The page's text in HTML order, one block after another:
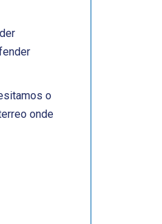
o
onde